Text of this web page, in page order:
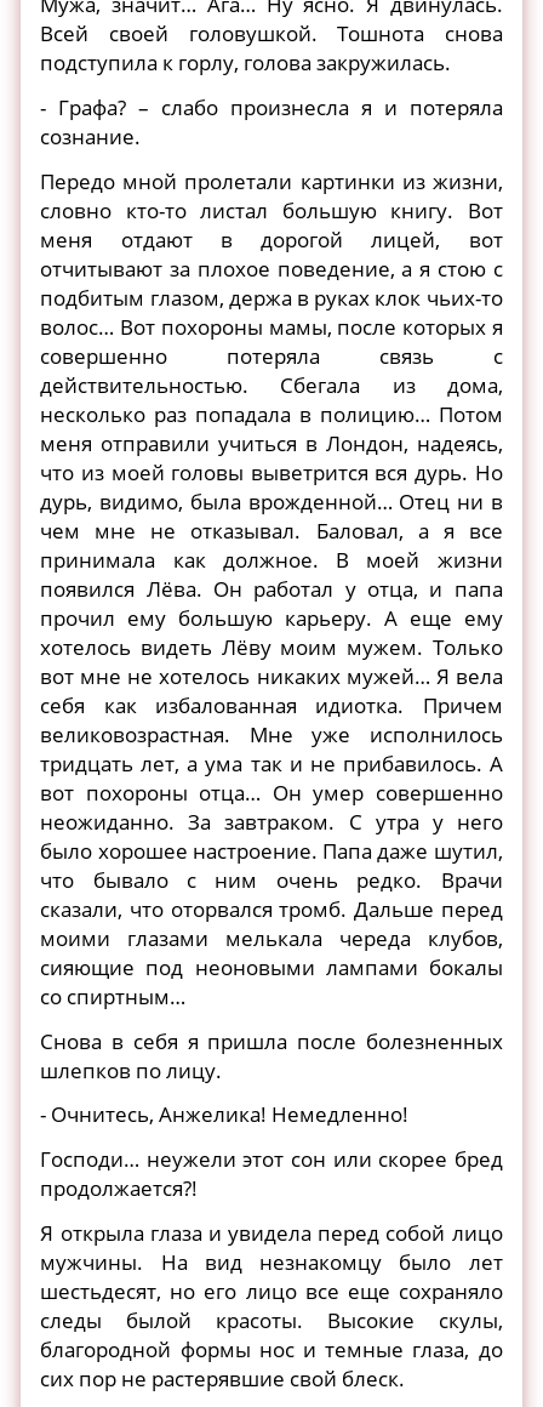
Всей своей головушкой. Тошнота снова
подступила к горлу, голова закружилась.
- Графа? – слабо произнесла я и потеряла
сознание.
Передо мной пролетали картинки из жизни,
словно кто-то листал большую книгу. Вот
меня отдают в дорогой лицей, вот
отчитывают за плохое поведение, а я стою с
подбитым глазом, держа в руках клок чьих-то
волос… Вот похороны мамы, после которых я
совершенно потеряла связь с
действительностью. Сбегала из дома,
несколько раз попадала в полицию… Потом
меня отправили учиться в Лондон, надеясь,
что из моей головы выветрится вся дурь. Но
дурь, видимо, была врожденной… Отец ни в
чем мне не отказывал. Баловал, а я все
принимала как должное. В моей жизни
появился Лёва. Он работал у отца, и папа
прочил ему большую карьеру. А еще ему
хотелось видеть Лёву моим мужем. Только
вот мне не хотелось никаких мужей… Я вела
себя как избалованная идиотка. Причем
великовозрастная. Мне уже исполнилось
тридцать лет, а ума так и не прибавилось. А
вот похороны отца… Он умер совершенно
неожиданно. За завтраком. С утра у него
было хорошее настроение. Папа даже шутил,
что бывало с ним очень редко. Врачи
сказали, что оторвался тромб. Дальше перед
моими глазами мелькала череда клубов,
сияющие под неоновыми лампами бокалы
со спиртным…
Снова в себя я пришла после болезненных
шлепков по лицу.
- Очнитесь, Анжелика! Немедленно!
Господи… неужели этот сон или скорее бред
продолжается?!
Я открыла глаза и увидела перед собой лицо
мужчины. На вид незнакомцу было лет
шестьдесят, но его лицо все еще сохраняло
следы былой красоты. Высокие скулы,
благородной формы нос и темные глаза, до
сих пор не растерявшие свой блеск.